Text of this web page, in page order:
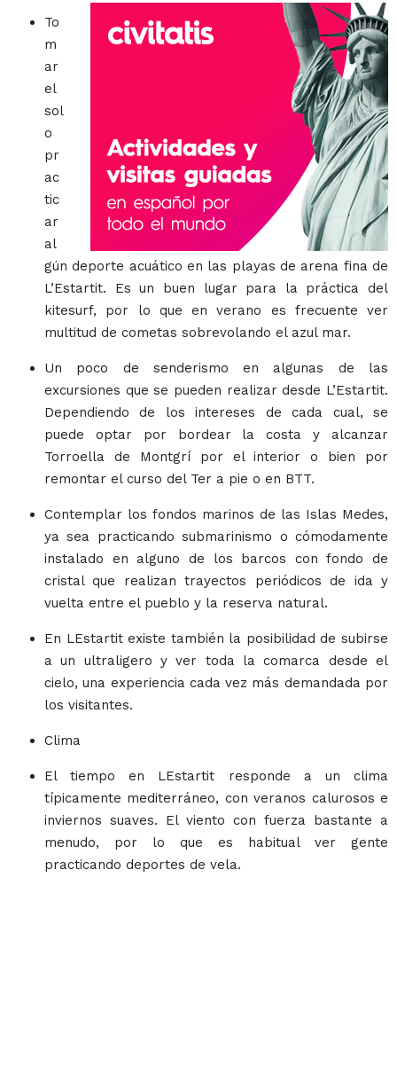
To
m
ar
el
sol
o
pr
ac
tic
ar
al
gún deporte acuático en las playas de arena fina de
L’Estartit. Es un buen lugar para la práctica del
kitesurf, por lo que en verano es frecuente ver
multitud de cometas sobrevolando el azul mar.
Un poco de senderismo en algunas de las
excursiones que se pueden realizar desde L’Estartit.
Dependiendo de los intereses de cada cual, se
puede optar por bordear la costa y alcanzar
Torroella de Montgrí por el interior o bien por
remontar el curso del Ter a pie o en BTT.
Contemplar los fondos marinos de las Islas Medes,
ya sea practicando submarinismo o cómodamente
instalado en alguno de los barcos con fondo de
cristal que realizan trayectos periódicos de ida y
vuelta entre el pueblo y la reserva natural.
En LEstartit existe también la posibilidad de subirse
a un ultraligero y ver toda la comarca desde el
cielo, una experiencia cada vez más demandada por
los visitantes.
Clima
El tiempo en LEstartit responde a un clima
típicamente mediterráneo, con veranos calurosos e
inviernos suaves. El viento con fuerza bastante a
menudo, por lo que es habitual ver gente
practicando deportes de vela.